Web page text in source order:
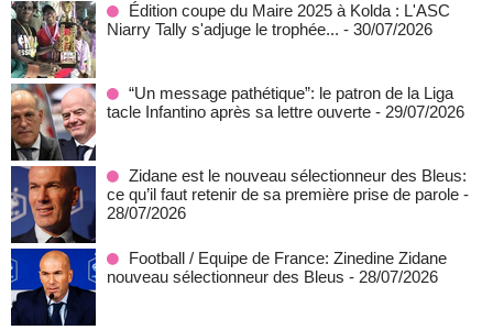
Édition coupe du Maire 2025 à Kolda : L'ASC
Niarry Tally s'adjuge le trophée... - 30/07/2026
“Un message pathétique”: le patron de la Liga
tacle Infantino après sa lettre ouverte - 29/07/2026
Zidane est le nouveau sélectionneur des Bleus:
ce qu’il faut retenir de sa première prise de parole -
28/07/2026
Football / Equipe de France: Zinedine Zidane
nouveau sélectionneur des Bleus - 28/07/2026